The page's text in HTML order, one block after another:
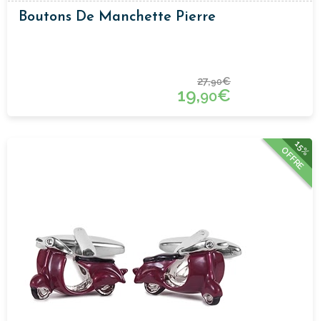
Boutons De Manchette Pierre
27,90€
19,90€
15%
OFFRE